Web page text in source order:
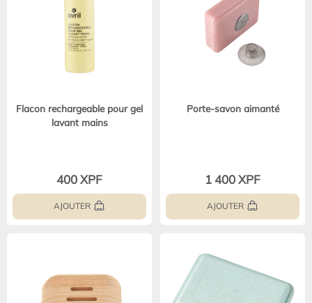
Flacon rechargeable pour gel
lavant mains
400 XPF
AJOUTER
Porte-savon aimanté
1 400 XPF
AJOUTER